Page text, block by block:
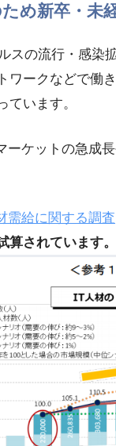
め新卒・未
スの流行・感染
ワークなどで働
ています。
ーケットの急成
需給に関する調査
算されています。